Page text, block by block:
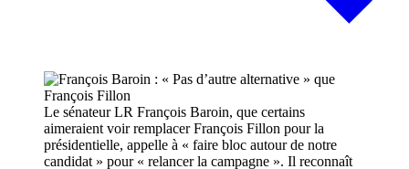
Le sénateur LR François Baroin, que certains
aimeraient voir remplacer François Fillon pour la
présidentielle, appelle à « faire bloc autour de notre
candidat » pour « relancer la campagne ». Il reconnaît